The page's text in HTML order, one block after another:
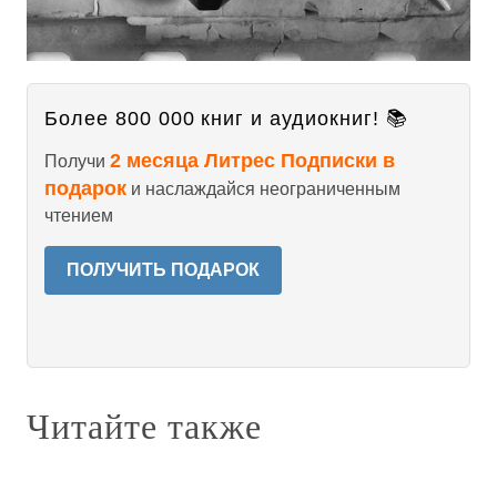
Более 800 000 книг и аудиокниг! 📚
Получи 2 месяца Литрес Подписки в
подарок и наслаждайся неограниченным
чтением
ПОЛУЧИТЬ ПОДАРОК
Читайте также